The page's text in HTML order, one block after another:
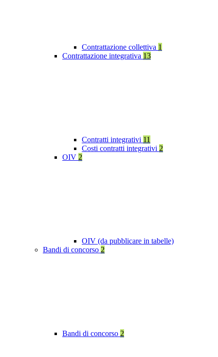
Contrattazione collettiva 1
Contrattazione integrativa 13
Contratti integrativi 11
Costi contratti integrativi 2
OIV 2
OIV (da pubblicare in tabelle)
Bandi di concorso 2
Bandi di concorso 2